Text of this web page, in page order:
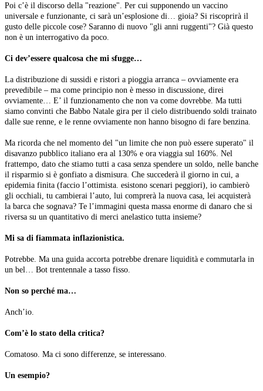
Poi c’è il discorso della "reazione". Per cui supponendo un vaccino
universale e funzionante, ci sarà un’esplosione di… gioia? Si riscoprirà il
gusto delle piccole cose? Saranno di nuovo "gli anni ruggenti"? Già questo
non è un interrogativo da poco.
Ci dev’essere qualcosa che mi sfugge…
La distribuzione di sussidi e ristori a pioggia arranca – ovviamente era
prevedibile – ma come principio non è messo in discussione, direi
ovviamente… E’ il funzionamento che non va come dovrebbe. Ma tutti
siamo convinti che Babbo Natale gira per il cielo distribuendo soldi trainato
dalle sue renne, e le renne ovviamente non hanno bisogno di fare benzina.
Ma ricorda che nel momento del "un limite che non può essere superato" il
disavanzo pubblico italiano era al 130% e ora viaggia sul 160%. Nel
frattempo, dato che stiamo tutti a casa senza spendere un soldo, nelle banche
il risparmio si è gonfiato a dismisura. Che succederà il giorno in cui, a
epidemia finita (faccio l’ottimista. esistono scenari peggiori), io cambierò
gli occhiali, tu cambierai l’auto, lui comprerà la nuova casa, lei acquisterà
la barca che sognava? Te l’immagini questa massa enorme di danaro che si
riversa su un quantitativo di merci anelastico tutta insieme?
Mi sa di fiammata inflazionistica.
Potrebbe. Ma una guida accorta potrebbe drenare liquidità e commutarla in
un bel… Bot trentennale a tasso fisso.
Non so perché ma…
Anch’io.
Com’è lo stato della critica?
Comatoso. Ma ci sono differenze, se interessano.
Un esempio?